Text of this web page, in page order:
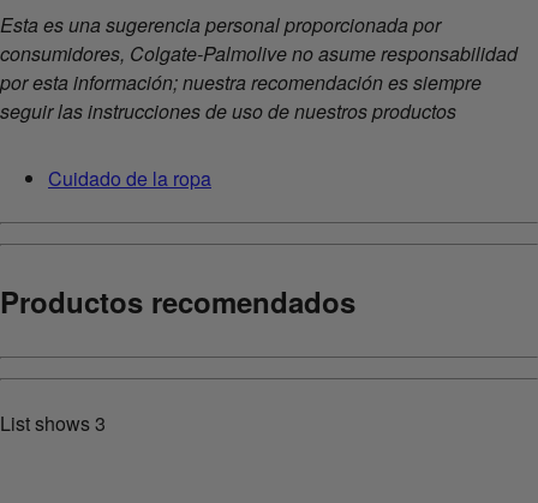
Esta es una sugerencia personal proporcionada por
consumidores, Colgate-Palmolive no asume responsabilidad
por esta información; nuestra recomendación es siempre
seguir las instrucciones de uso de nuestros productos
Cuidado de la ropa
Productos recomendados
List shows3